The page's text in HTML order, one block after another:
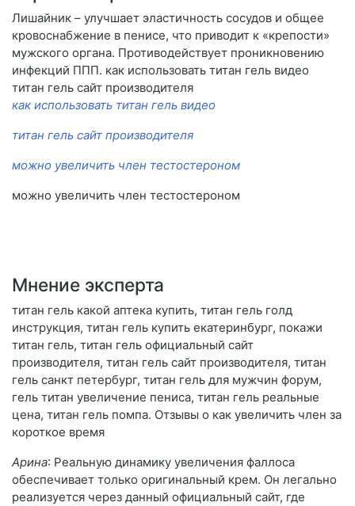
Лишайник – улучшает эластичность сосудов и общее
кровоснабжение в пенисе, что приводит к «крепости»
мужского органа. Противодействует проникновению
инфекций ППП. как использовать титан гель видео
титан гель сайт производителя
как использовать титан гель видео
титан гель сайт производителя
можно увеличить член тестостероном
можно увеличить член тестостероном
Мнение эксперта
титан гель какой аптека купить, титан гель голд
инструкция, титан гель купить екатеринбург, покажи
титан гель, титан гель официальный сайт
производителя, титан гель сайт производителя, титан
гель санкт петербург, титан гель для мужчин форум,
гель титан увеличение пениса, титан гель реальные
цена, титан гель помпа. Отзывы о как увеличить член за
короткое время
Арина: Реальную динамику увеличения фаллоса
обеспечивает только оригинальный крем. Он легально
реализуется через данный официальный сайт, где